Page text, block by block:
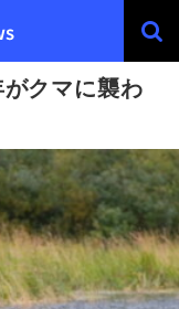
クマに襲わ